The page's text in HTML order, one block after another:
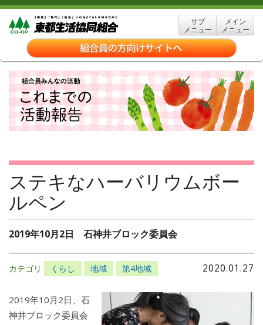
サブ
メニュー
メイン
メニュー
ステキなハーバリウムボー
ルペン
2019年10月2日 石神井ブロック委員会
2020.01.27
カテゴリ くらし 地域 第4地域
2019年10月2日、石
神井ブロック委員会